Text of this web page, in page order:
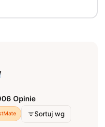
Opinie
Sortuj wg